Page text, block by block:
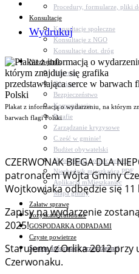
Procedury, formularze, pliki
Konsultacje
Konsultacje społeczne
Konsultacje z NGO
Konsultacje dot. dróg
Niezbędnik
Zdrowie
Oświata
Bezpieczeństwo
Komunikacja
Parafie
Zarządzanie kryzysowe
C.ześć w gminie!
Budżet obywatelski
Nieodpłatna pomoc prawna
Niezbędnik mieszkańca PDF
Aplikacja mMieszkaniec
Mapa gminy
Załatw sprawę
Pozyskane fundusze
GOSPODARKA ODPADAMI
Czyste powietrze
System Informacji przestrzennej
Wydrukuj
Plakat z informacją o wydarzeniu, na którym
barwach flagi Polski
CZERWONAK BIEGA DLA
patronatem Wójta Gminy
Wojtkowiaka odbędzie się
Zapisy na wydarzenie
2025!
Starujemy z Orlika 2012 przy
Czerwonaku.